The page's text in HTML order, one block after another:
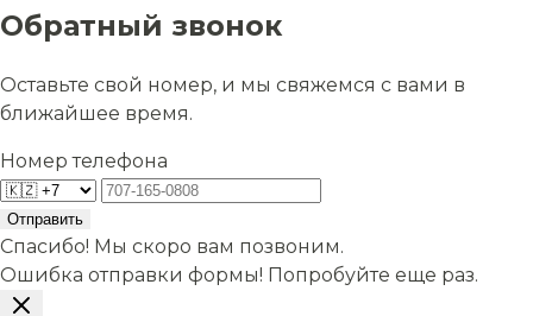
Обратный звонок
Оставьте свой номер, и мы свяжемся с вами в
ближайшее время.
Номер телефона
Отправить
Спасибо! Мы скоро вам позвоним.
Ошибка отправки формы! Попробуйте еще раз.